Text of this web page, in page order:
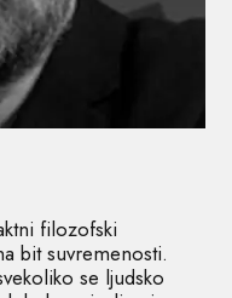
filozofski
bit suvremenosti.
se ljudsko